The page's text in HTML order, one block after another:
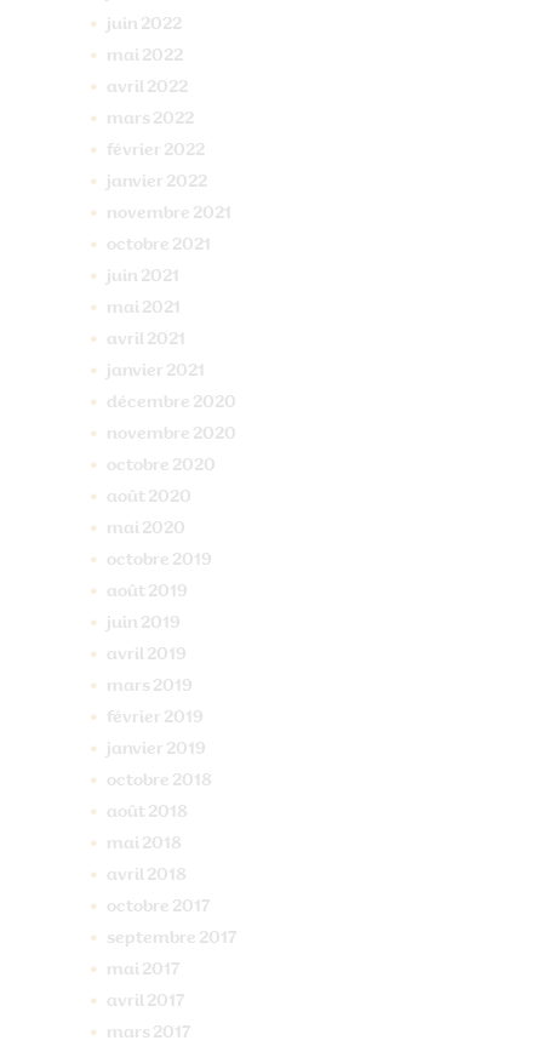
juin 2022
mai 2022
avril 2022
mars 2022
février 2022
janvier 2022
novembre 2021
octobre 2021
juin 2021
mai 2021
avril 2021
janvier 2021
décembre 2020
novembre 2020
octobre 2020
août 2020
mai 2020
octobre 2019
août 2019
juin 2019
avril 2019
mars 2019
février 2019
janvier 2019
octobre 2018
août 2018
mai 2018
avril 2018
octobre 2017
septembre 2017
mai 2017
avril 2017
mars 2017